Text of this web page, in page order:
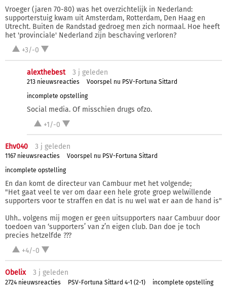
Vroeger (jaren 70-80) was het overzichtelijk in Nederland:
supporterstuig kwam uit Amsterdam, Rotterdam, Den Haag en
Utrecht. Buiten de Randstad gedroeg men zich normaal. Hoe heeft
het 'provinciale' Nederland zijn beschaving verloren?
+3/-0
alexthebest 3 j geleden
213 nieuwsreacties
Voorspel nu PSV-Fortuna Sittard
incomplete opstelling
Social media. Of misschien drugs ofzo.
+1/-0
Ehv040 3 j geleden
1167 nieuwsreacties
Voorspel nu PSV-Fortuna Sittard
incomplete opstelling
En dan komt de directeur van Cambuur met het volgende;
"Het gaat veel te ver om daar een hele grote groep welwillende
supporters voor te straffen en dat is nu wel wat er aan de hand is"
Uhh.. volgens mij mogen er geen uitsupporters naar Cambuur door
toedoen van ‘supporters’ van z’n eigen club. Dan doe je toch
precies hetzelfde ???
+4/-0
Obelix 3 j geleden
2724 nieuwsreacties PSV-Fortuna Sittard 4-1 (2-1) incomplete opstelling